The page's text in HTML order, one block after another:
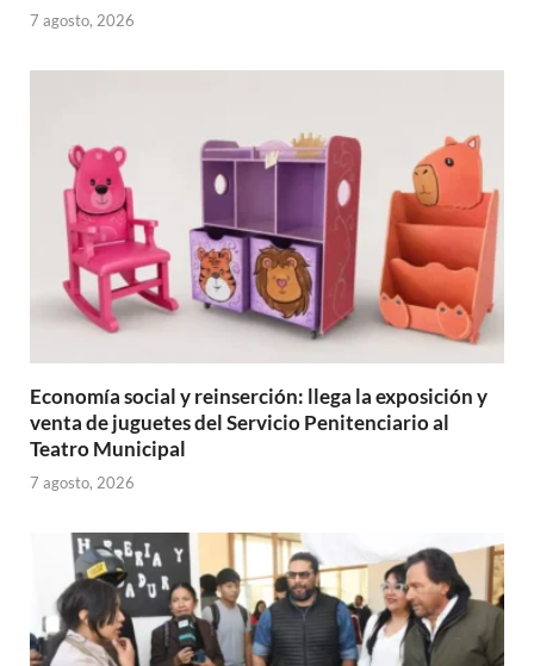
7 agosto, 2026
Economía social y reinserción: llega la exposición y
venta de juguetes del Servicio Penitenciario al
Teatro Municipal
7 agosto, 2026